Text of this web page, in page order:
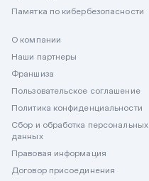
Памятка по кибербезопасности
О компании
Наши партнеры
Франшиза
Пользовательское соглашение
Политика конфиденциальности
Сбор и обработка персональных
данных
Правовая информация
Договор присоединения